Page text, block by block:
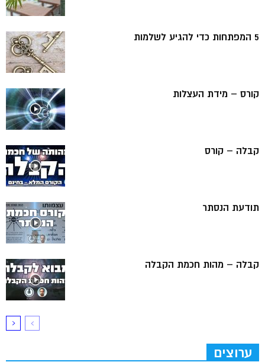
5 המפתחות כדי להגיע לשלמות
קורס – מידת העצלות
קבלה – קורס
תודעת הנסתר
קבלה – מהות חכמת הקבלה
ערוצים